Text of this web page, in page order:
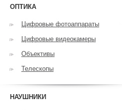
ОПТИКА
Цифровые фотоаппараты
Цифровые видеокамеры
Объективы
Телескопы
НАУШНИКИ